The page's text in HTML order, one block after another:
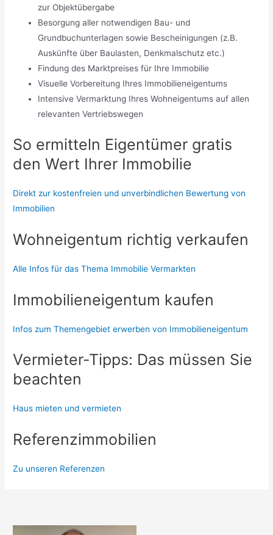
zur Objektübergabe
Besorgung aller notwendigen Bau- und
Grundbuchunterlagen sowie Bescheinigungen (z.B.
Auskünfte über Baulasten, Denkmalschutz etc.)
Findung des Marktpreises für Ihre Immobilie
Visuelle Vorbereitung Ihres Immobilieneigentums
Intensive Vermarktung Ihres Wohneigentums auf allen
relevanten Vertriebswegen
So ermitteln Eigentümer gratis
den Wert Ihrer Immobilie
Direkt zur kostenfreien und unverbindlichen Bewertung von
Immobilien
Wohneigentum richtig verkaufen
Alle Infos für das Thema Immobilie Vermarkten
Immobilieneigentum kaufen
Infos zum Themengebiet erwerben von Immobilieneigentum
Vermieter-Tipps: Das müssen Sie
beachten
Haus mieten und vermieten
Referenzimmobilien
Zu unseren Referenzen